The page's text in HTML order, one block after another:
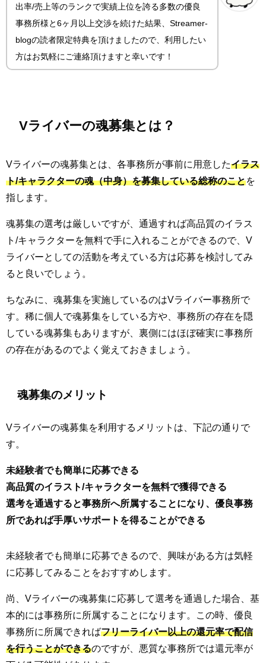
出率/売上等のランクで実績上位を誇る多数の優良
事務所様と6ヶ月以上交渉を続けた結果、Streamer-
blogの読者限定特典を頂けましたので、利用したい
方はお気軽にご連絡頂けますと幸いです！
Vライバーの魂募集とは？
Vライバーの魂募集とは、各事務所が事前に用意したイラス
ト/キャラクターの魂（中身）を募集している総称のことを
指します。
魂募集の選考は厳しいですが、通過すれば高品質のイラス
ト/キャラクターを無料で手に入れることができるので、V
ライバーとしての活動を考えている方は応募を検討してみ
ると良いでしょう。
ちなみに、魂募集を実施しているのはVライバー事務所で
す。稀に個人で魂募集をしている方や、事務所の存在を隠
している魂募集もありますが、裏側にはほぼ確実に事務所
の存在があるのでよく覚えておきましょう。
魂募集のメリット
Vライバーの魂募集を利用するメリットは、下記の通りで
す。
未経験者でも簡単に応募できる
高品質のイラスト/キャラクターを無料で獲得できる
選考を通過すると事務所へ所属することになり、優良事務
所であれば手厚いサポートを得ることができる
未経験者でも簡単に応募できるので、興味がある方は気軽
に応募してみることをおすすめします。
尚、Vライバーの魂募集に応募して選考を通過した場合、基
本的には事務所に所属することになります。この時、優良
事務所に所属できればフリーライバー以上の還元率で配信
を行うことができるのですが、悪質な事務所では還元率が